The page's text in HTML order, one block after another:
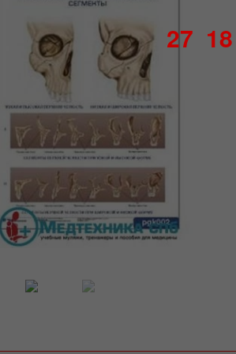
27 18